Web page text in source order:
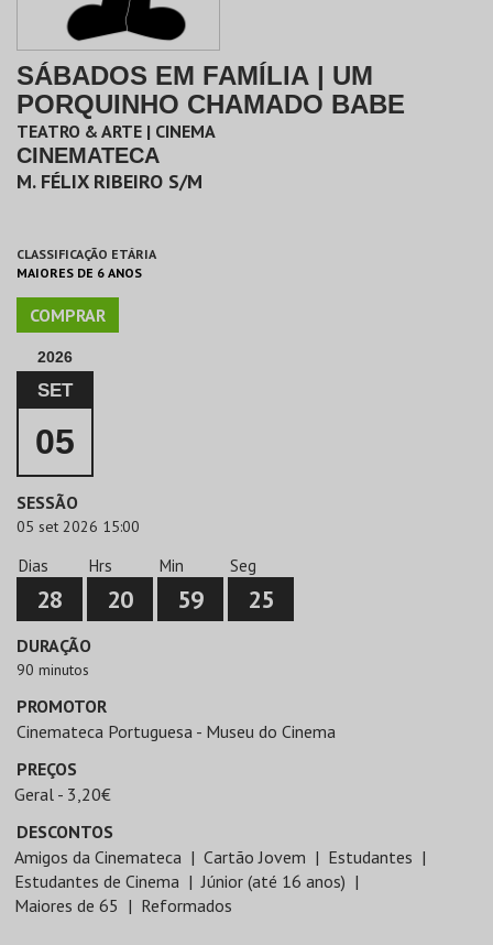
SÁBADOS EM FAMÍLIA | UM
PORQUINHO CHAMADO BABE
TEATRO & ARTE | CINEMA
CINEMATECA
M. FÉLIX RIBEIRO S/M
CLASSIFICAÇÃO ETÁRIA
MAIORES DE 6 ANOS
COMPRAR
2026
SET
05
SESSÃO
05 set 2026 15:00
Dias
28
Hrs
20
Min
59
Seg
25
DURAÇÃO
90 minutos
PROMOTOR
Cinemateca Portuguesa - Museu do Cinema
PREÇOS
Geral - 3,20€
DESCONTOS
Amigos da Cinemateca
Cartão Jovem
Estudantes
Estudantes de Cinema
Júnior (até 16 anos)
Maiores de 65
Reformados